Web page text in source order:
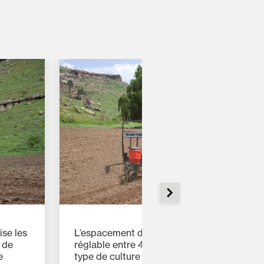
les
de
L’espacement des rangs est facilement
réglable entre 45 et 100 cm en fonction du
type de culture à semer. Les semoirs